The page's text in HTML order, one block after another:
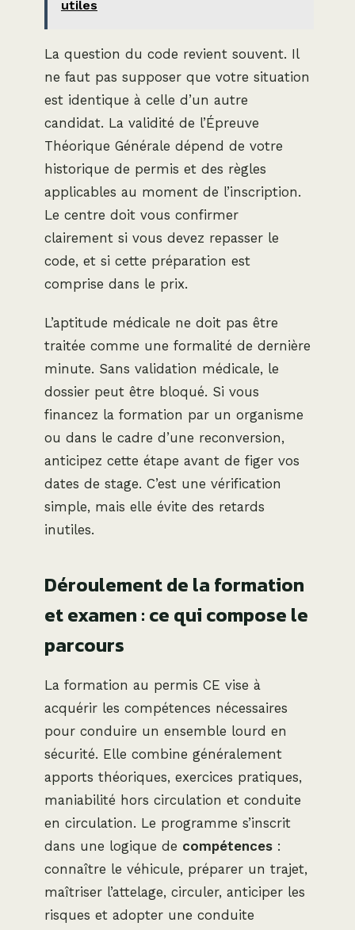
utiles
La question du code revient souvent. Il
ne faut pas supposer que votre situation
est identique à celle d’un autre
candidat. La validité de l’Épreuve
Théorique Générale dépend de votre
historique de permis et des règles
applicables au moment de l’inscription.
Le centre doit vous confirmer
clairement si vous devez repasser le
code, et si cette préparation est
comprise dans le prix.
L’aptitude médicale ne doit pas être
traitée comme une formalité de dernière
minute. Sans validation médicale, le
dossier peut être bloqué. Si vous
financez la formation par un organisme
ou dans le cadre d’une reconversion,
anticipez cette étape avant de figer vos
dates de stage. C’est une vérification
simple, mais elle évite des retards
inutiles.
Déroulement de la formation
et examen : ce qui compose le
parcours
La formation au permis CE vise à
acquérir les compétences nécessaires
pour conduire un ensemble lourd en
sécurité. Elle combine généralement
apports théoriques, exercices pratiques,
maniabilité hors circulation et conduite
en circulation. Le programme s’inscrit
dans une logique de compétences :
connaître le véhicule, préparer un trajet,
maîtriser l’attelage, circuler, anticiper les
risques et adopter une conduite